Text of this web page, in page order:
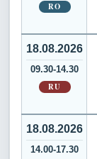
RO
18.08.2026
09.30-14.30
RU
18.08.2026
14.00-17.30